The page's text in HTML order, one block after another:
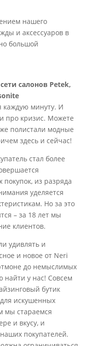
нашего
и аксессуаров в
большой
салонов Petek,
каждую минуту. И
про кризис. Можете
полистали модные
здесь и сейчас!
стал более
из разряда
уделяется
Но за это
– за 18 лет мы
клиентов.
удивлять и
и новое от Neri
до немыслимых
найти у нас! Совсем
бутик
искушенных
мы стараемся
и вкусу, и
покупателей.